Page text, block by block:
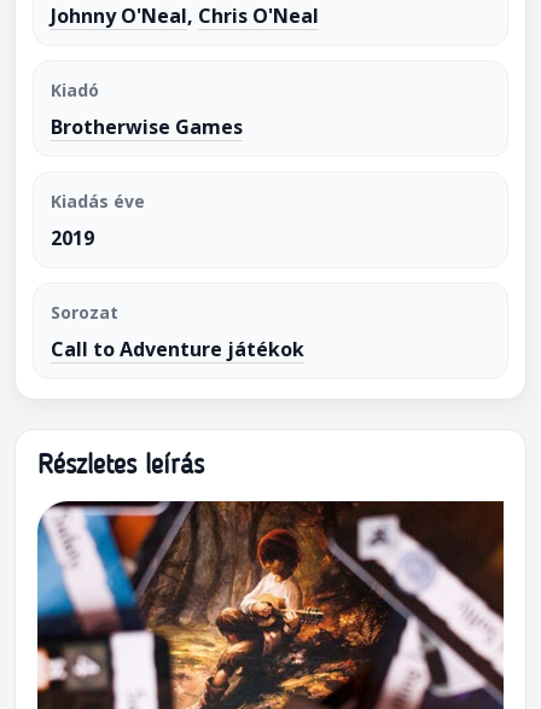
Johnny O'Neal, Chris O'Neal
Kiadó
Brotherwise Games
Kiadás éve
2019
Sorozat
Call to Adventure játékok
Részletes leírás